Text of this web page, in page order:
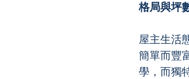
格局與坪
屋主生活
簡單而豐
學，而獨